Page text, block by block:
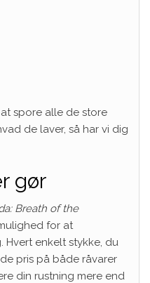
spore alle de store
de laver, så har vi dig
gør
Breath of the
for at
Hvert enkelt stykke, du
pris på både råvarer
din rustning mere end